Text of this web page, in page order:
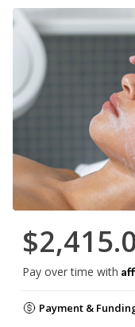
Pay over time with
Payment &